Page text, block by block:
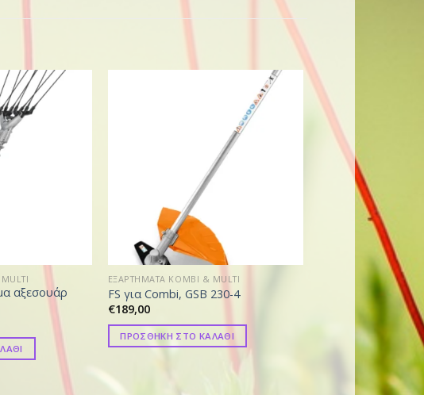
αξεσουάρ
EΞΑΡΤΗΜΑΤΑ KOMBI & MULTI
FS για Combi, GSB 230-4
€189,00
ΠΡΟΣΘΗΚΗ ΣΤΟ ΚΑΛΑΘΙ
EΞΑΡΤΗΜΑΤΑ KOMBI &
Ψαλίδι
εξάρτημα για
ΠΡΟΣΘΗΚΗ ΣΤΟ